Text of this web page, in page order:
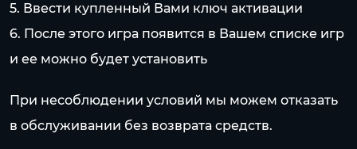
5. Ввести купленный Вами ключ активации
6. После этого игра появится в Вашем списке игр
и ее можно будет установить
При несоблюдении условий мы можем отказать
в обслуживании без возврата средств.